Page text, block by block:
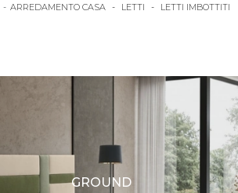
- ARREDAMENTO CASA - LETTI - LETTI IMBOTTITI
GROUND